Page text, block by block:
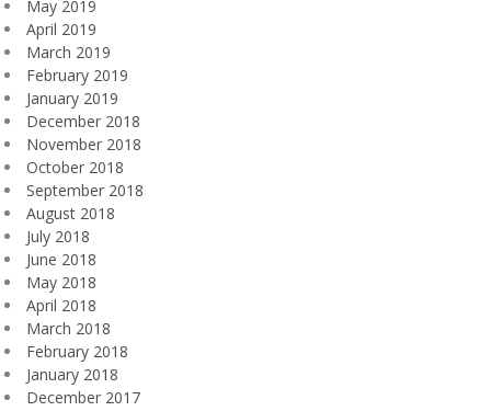
May 2019
April 2019
March 2019
February 2019
January 2019
December 2018
November 2018
October 2018
September 2018
August 2018
July 2018
June 2018
May 2018
April 2018
March 2018
February 2018
January 2018
December 2017